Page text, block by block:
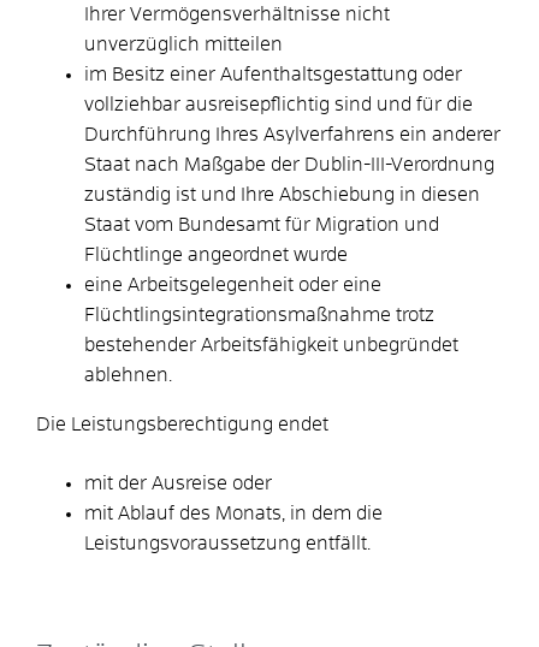
Ihrer Vermögensverhältnisse nicht
unverzüglich mitteilen
im Besitz einer Aufenthaltsgestattung oder
vollziehbar ausreisepflichtig sind und für die
Durchführung Ihres Asylverfahrens ein anderer
Staat nach Maßgabe der Dublin-III-Verordnung
zuständig ist und Ihre Abschiebung in diesen
Staat vom Bundesamt für Migration und
Flüchtlinge angeordnet wurde
eine Arbeitsgelegenheit oder eine
Flüchtlingsintegrationsmaßnahme trotz
bestehender Arbeitsfähigkeit unbegründet
ablehnen.
Die Leistungsberechtigung endet
mit der Ausreise oder
mit Ablauf des Monats, in dem die
Leistungsvoraussetzung entfällt.